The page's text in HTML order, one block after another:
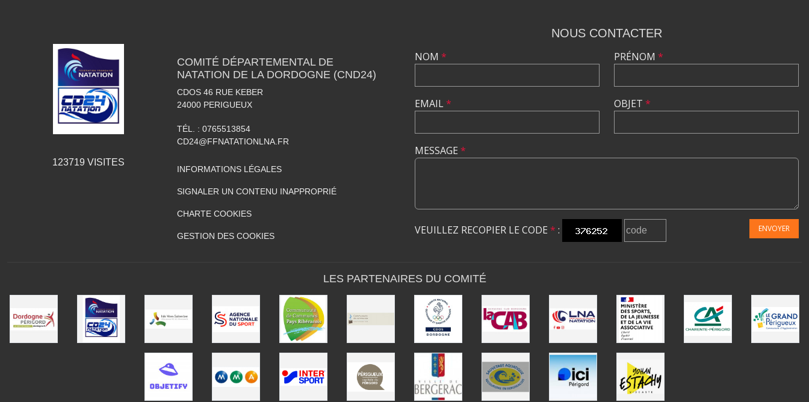
123719 VISITES
COMITÉ DÉPARTEMENTAL DE
NATATION DE LA DORDOGNE (CND24)
CDOS 46 RUE KEBER
24000 PERIGUEUX
TÉL. : 0765513854
CD24@FFNATATIONLNA.FR
INFORMATIONS LÉGALES
SIGNALER UN CONTENU INAPPROPRIÉ
CHARTE COOKIES
GESTION DES COOKIES
NOUS CONTACTER
NOM *
EMAIL*
PRÉNOM *
OBJET *
MESSAGE *
VEUILLEZ RECOPIER LE CODE * : ENVOYER
LES PARTENAIRES DU COMITÉ